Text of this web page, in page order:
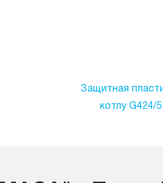
Защитная
котлу G424/